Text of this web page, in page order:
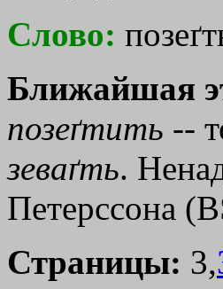
Слово:
Ближайшая
позеґтить --
зеваґть.
Петерссона
Страницы: 3,